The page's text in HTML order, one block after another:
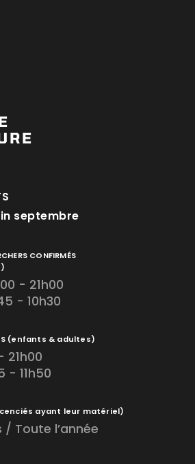
septembre
CONFIRMÉS
- 21h00
- 10h30
(enfants & adultes)
21h00
- 11h50
ayant leur matériel)
/ Toute l’année